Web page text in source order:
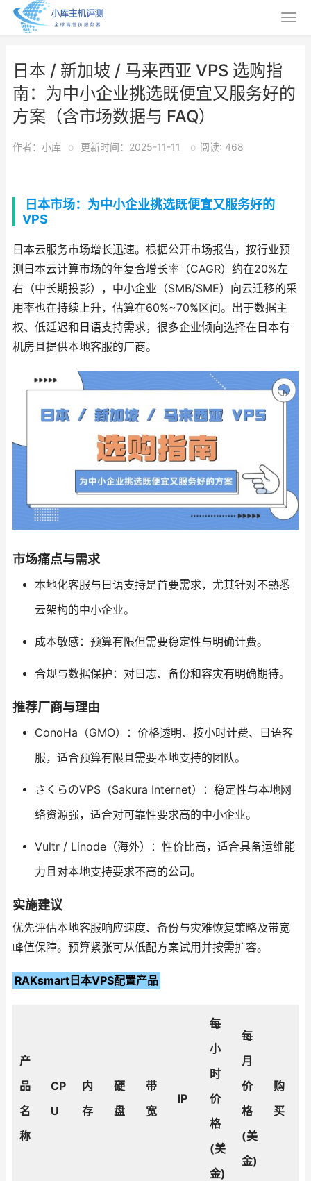
日本 / 新加坡 / 马来西亚 VPS 选购指
南：为中小企业挑选既便宜又服务好的
方案（含市场数据与 FAQ）
作者：小库 o 更新时间：2025-11-11 o 阅读: 468
日本市场：为中小企业挑选既便宜又服务好的
VPS
日本云服务市场增长迅速。根据公开市场报告，按行业预
测日本云计算市场的年复合增长率（CAGR）约在20%左
右（中长期投影），中小企业（SMB/SME）向云迁移的采
用率也在持续上升，估算在60%~70%区间。出于数据主
权、低延迟和日语支持需求，很多企业倾向选择在日本有
机房且提供本地客服的厂商。
市场痛点与需求
本地化客服与日语支持是首要需求，尤其针对不熟悉
云架构的中小企业。
成本敏感：预算有限但需要稳定性与明确计费。
合规与数据保护：对日志、备份和容灾有明确期待。
推荐厂商与理由
ConoHa（GMO）：价格透明、按小时计费、日语客
服，适合预算有限且需要本地支持的团队。
さくらのVPS（Sakura Internet）：稳定性与本地网
络资源强，适合对可靠性要求高的中小企业。
Vultr / Linode（海外）：性价比高，适合具备运维能
力且对本地支持要求不高的公司。
实施建议
优先评估本地客服响应速度、备份与灾难恢复策略及带宽
峰值保障。预算紧张可从低配方案试用并按需扩容。
RAKsmart日本VPS配置产品
产
品
名
称
CP
U
内
存
硬
盘
带
宽
IP
每
小
时
价
格
(美
金)
每
月
价
格
(美
金)
购
买